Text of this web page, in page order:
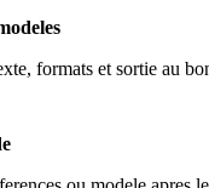
formats et sortie au